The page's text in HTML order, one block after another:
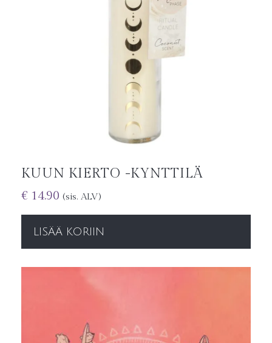
KUUN KIERTO -KYNTTILÄ
€ 14.90 (sis. ALV)
LISÄÄ KORIIN